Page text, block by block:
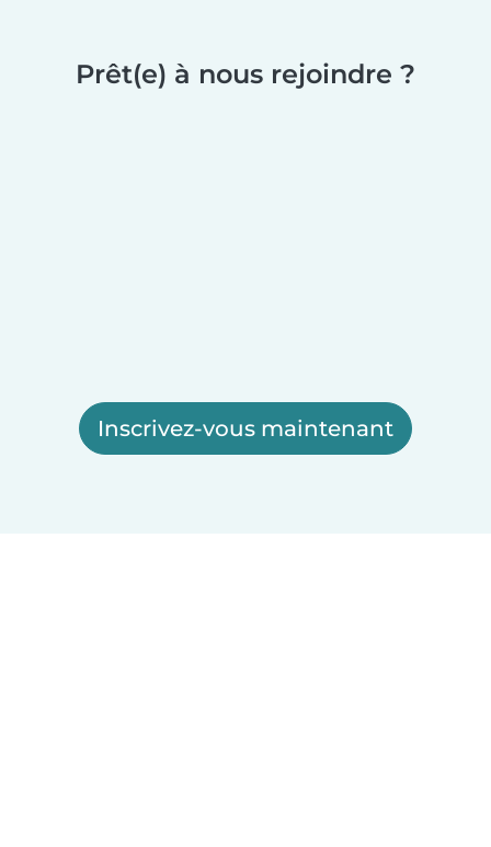
Prêt(e) à nous rejoindre ?
Inscrivez-vous maintenant